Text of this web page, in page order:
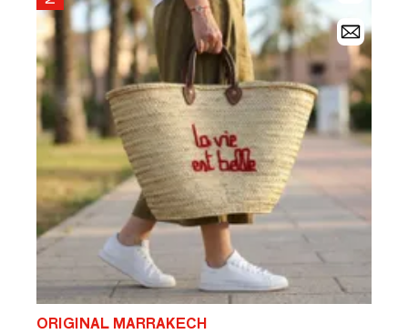
ORIGINAL MARRAKECH